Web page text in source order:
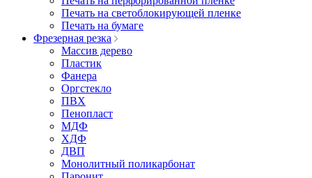
Печать на светоблокирующей пленке
Печать на бумаге
Фрезерная резка
Массив дерево
Пластик
Фанера
Оргстекло
ПВХ
Пенопласт
МДФ
ХДФ
ДВП
Монолитный поликарбонат